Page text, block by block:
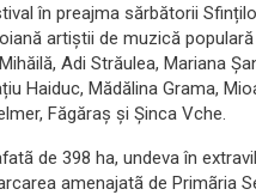
în preajma sărbătorii
artiștii de muzică
Adi Străulea, Mariana
Haiduc, Mădălina Grama,
Făgăraș și Șinca Vche.
de 398 ha, undeva în
amenajatã de Primãria